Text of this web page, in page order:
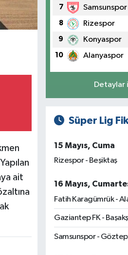
ait
7 Samsunspor
8 Rizespor
9 Konyaspor
10 Alanyaspor
Detaylar
Süper Lig
15 Mayıs, Cuma
Rizespor - Beşiktaş
16 Mayıs,
Fatih Karagümrük -
Gaziantep FK -
Samsunspor -